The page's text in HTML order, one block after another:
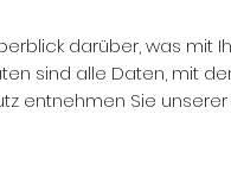
darüber, was mit
sind alle Daten, mit
entnehmen Sie